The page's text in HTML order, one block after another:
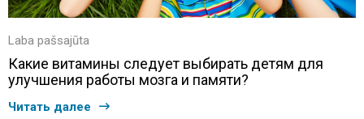
Laba pašsajūta
Какие витамины следует выбирать детям для
улучшения работы мозга и памяти?
Читать далее